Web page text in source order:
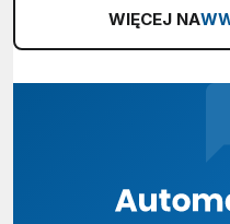
WIĘCEJ NA